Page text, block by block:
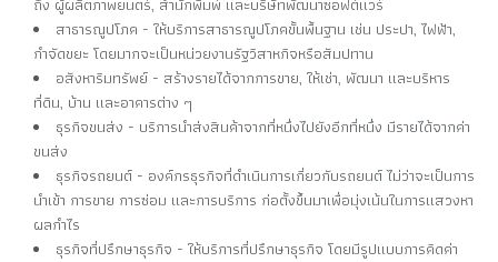
สาธารณูปโภค - ให้บริการสาธารณูปโภคขั้นพื้นฐาน เช่น ประปา, ไฟฟ้า,
กำจัดขยะ โดยมากจะเป็นหน่วยงานรัฐวิสาหกิจหรือสัมปทาน
อสังหาริมทรัพย์ - สร้างรายได้จากการขาย, ให้เช่า, พัฒนา และบริหาร
ที่ดิน, บ้าน และอาคารต่าง ๆ
ธุรกิจขนส่ง - บริการนำส่งสินค้าจากที่หนึ่งไปยังอีกที่หนึ่ง มีรายได้จากค่า
ขนส่ง
ธุรกิจรถยนต์ - องค์กรธุรกิจที่ดำเนินการเกี่ยวกับรถยนต์ ไม่ว่าจะเป็นการ
นำเข้า การขาย การซ่อม และการบริการ ก่อตั้งขึ้นมาเพื่อมุ่งเน้นในการแสวงหา
ผลกำไร
ธุรกิจที่ปรึกษาธุรกิจ - ให้บริการที่ปรึกษาธุรกิจ โดยมีรูปแบบการคิดค่า